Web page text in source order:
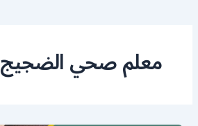
معلم صحي الضجيج